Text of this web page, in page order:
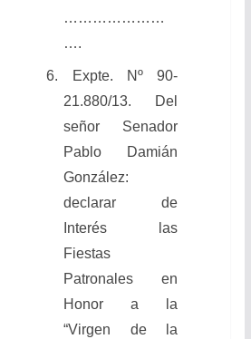
…………………
….
6. Expte. Nº 90-
21.880/13. Del
señor Senador
Pablo Damián
González:
declarar de
Interés las
Fiestas
Patronales en
Honor a la
“Virgen de la